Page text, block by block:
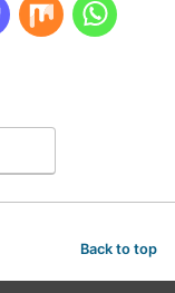
Back to top